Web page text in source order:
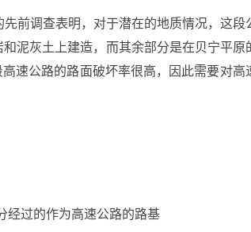
前调查表明，对于潜在的地质情况，这段
泥灰土上建造，而其余部分是在贝宁平原
速公路的路面破坏率很高，因此需要对高
经过的作为高速公路的路基